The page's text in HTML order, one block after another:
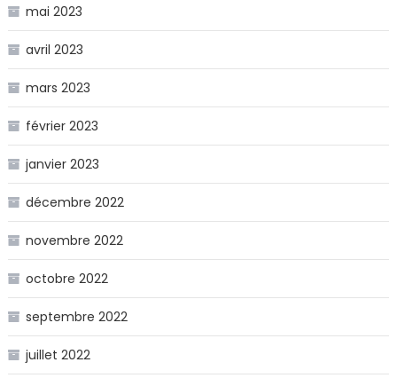
mai 2023
avril 2023
mars 2023
février 2023
janvier 2023
décembre 2022
novembre 2022
octobre 2022
septembre 2022
juillet 2022